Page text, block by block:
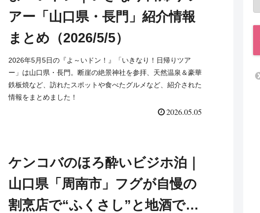
アー「山口県・長門」紹介情報
まとめ（2026/5/5）
2026年5月5日の『よ～いドン！』「いきなり！日帰りツア
ー」は山口県・長門。断崖の絶景神社を参拝、天然温泉＆豪華
鉄板焼など、訪れたスポットや食べたグルメなど、紹介された
情報をまとめました！
2026.05.05
ケンコバのほろ酔いビジホ泊｜
山口県「周南市」フグが自慢の
割烹店で“ふくさし”と地酒で一